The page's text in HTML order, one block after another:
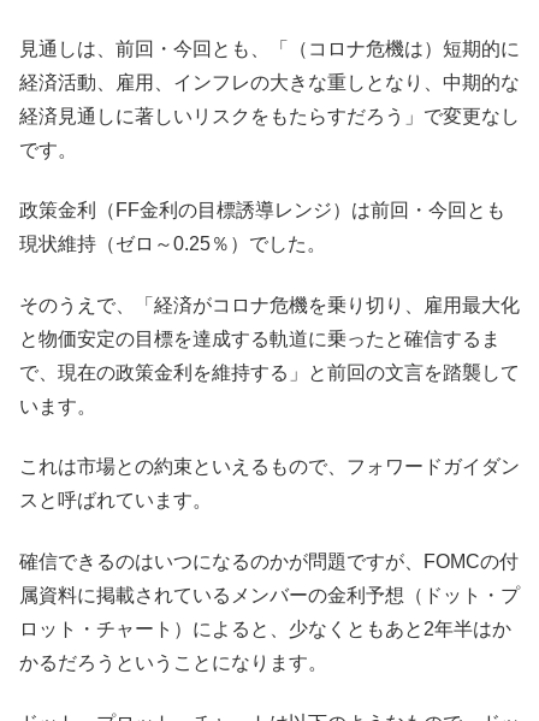
見通しは、前回・今回とも、「（コロナ危機は）短期的に
経済活動、雇用、インフレの大きな重しとなり、中期的な
経済見通しに著しいリスクをもたらすだろう」で変更なし
です。
政策金利（FF金利の目標誘導レンジ）は前回・今回とも
現状維持（ゼロ～0.25％）でした。
そのうえで、「経済がコロナ危機を乗り切り、雇用最大化
と物価安定の目標を達成する軌道に乗ったと確信するま
で、現在の政策金利を維持する」と前回の文言を踏襲して
います。
これは市場との約束といえるもので、フォワードガイダン
スと呼ばれています。
確信できるのはいつになるのかが問題ですが、FOMCの付
属資料に掲載されているメンバーの金利予想（ドット・プ
ロット・チャート）によると、少なくともあと2年半はか
かるだろうということになります。